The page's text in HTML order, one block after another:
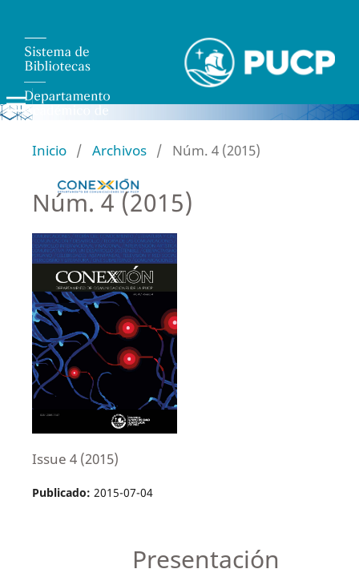
Inicio / Archivos / Núm. 4 (2015)
Núm. 4 (2015)
Issue 4 (2015)
Publicado: 2015-07-04
Presentación